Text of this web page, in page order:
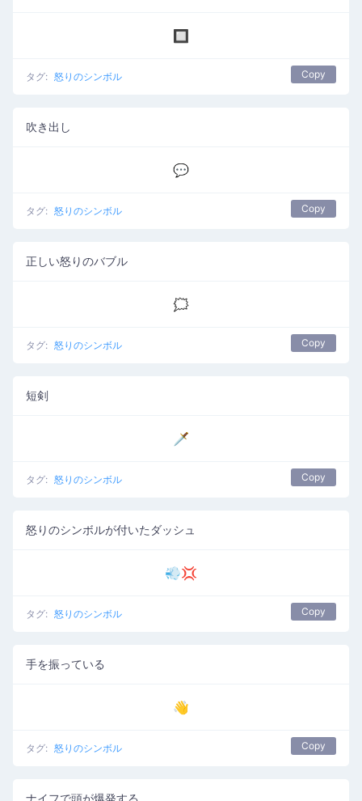
🔲
タグ: 怒りのシンボル Copy
吹き出し
💬
タグ: 怒りのシンボル Copy
正しい怒りのバブル
🗯️
タグ: 怒りのシンボル Copy
短剣
🗡️
タグ: 怒りのシンボル Copy
怒りのシンボルが付いたダッシュ
💨💢
タグ: 怒りのシンボル Copy
手を振っている
👋
タグ: 怒りのシンボル Copy
ナイフで頭が爆発する